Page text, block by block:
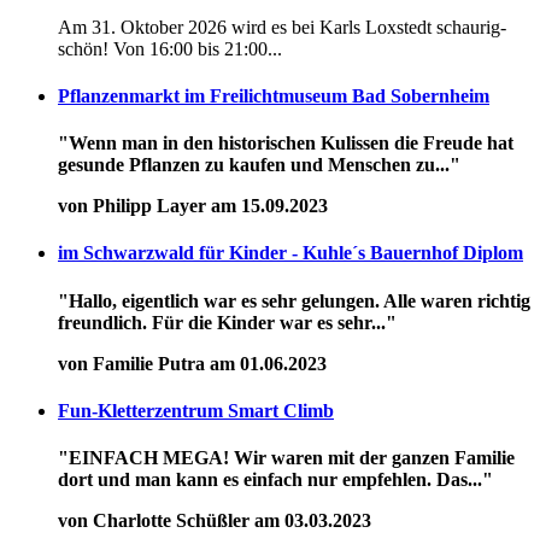
Am 31. Oktober 2026 wird es bei Karls Loxstedt schaurig-
schön! Von 16:00 bis 21:00...
Pflanzenmarkt im Freilichtmuseum Bad Sobernheim
"Wenn man in den historischen Kulissen die Freude hat
gesunde Pflanzen zu kaufen und Menschen zu..."
von Philipp Layer am 15.09.2023
im Schwarzwald für Kinder - Kuhle´s Bauernhof Diplom
"Hallo, eigentlich war es sehr gelungen. Alle waren richtig
freundlich. Für die Kinder war es sehr..."
von Familie Putra am 01.06.2023
Fun-Kletterzentrum Smart Climb
"EINFACH MEGA! Wir waren mit der ganzen Familie
dort und man kann es einfach nur empfehlen. Das..."
von Charlotte Schüßler am 03.03.2023